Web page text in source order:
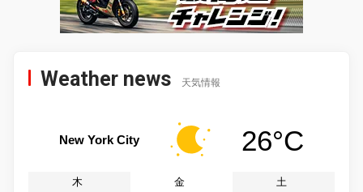
Weather news 天気情報
New York City 26°C
木 金 土